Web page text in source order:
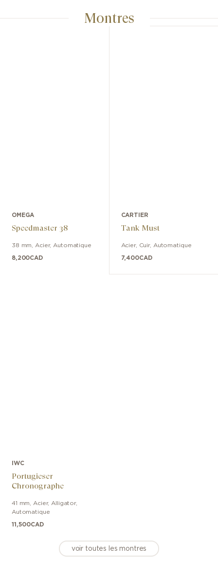
Montres
OMEGA
Speedmaster 38
38 mm Acier, Automatique
8,200CAD
CARTIER
Tank Must
Acier, Cuir, Automatique
7,400CAD
IWC
Portugieser
Chronographe
41 mm Acier, Alligator,
Automatique
11,500CAD
voir toutes les montres